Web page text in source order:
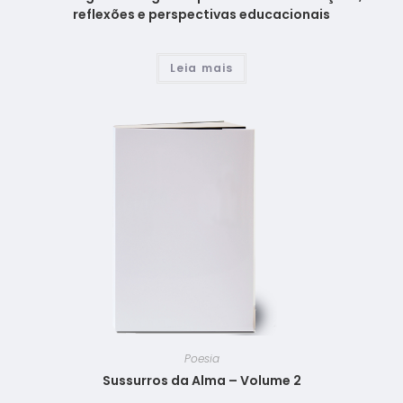
reflexões e perspectivas educacionais
Leia mais
Poesia
Sussurros da Alma – Volume 2